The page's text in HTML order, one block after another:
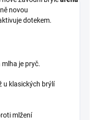
novou
dotekem.
je pryč.
u klasických brýlí
mlžení